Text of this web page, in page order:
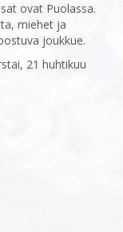
ovat Puolassa.
miehet ja
joukkue.
21 huhtikuu